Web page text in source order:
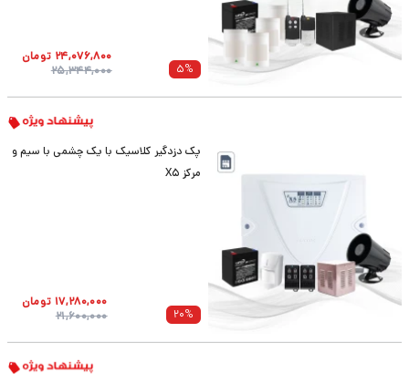
5%
24,076,800 تومان
25,344,000
پک دزدگیر کلاسیک با یک چشمی با سیم و
مرکز X5
20%
17,280,000 تومان
21,600,000